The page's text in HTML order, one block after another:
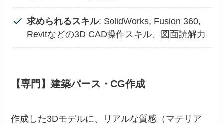
求められるスキル: SolidWorks, Fusion 360,
Revitなどの3D CAD操作スキル、図面読解力
【専門】建築パース・CG作成
作成した3Dモデルに、リアルな質感（マテリア